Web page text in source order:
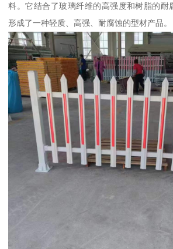
料。它结合了玻璃纤维的高强度和树脂的耐
形成了一种轻质、高强、耐腐蚀的型材产品。